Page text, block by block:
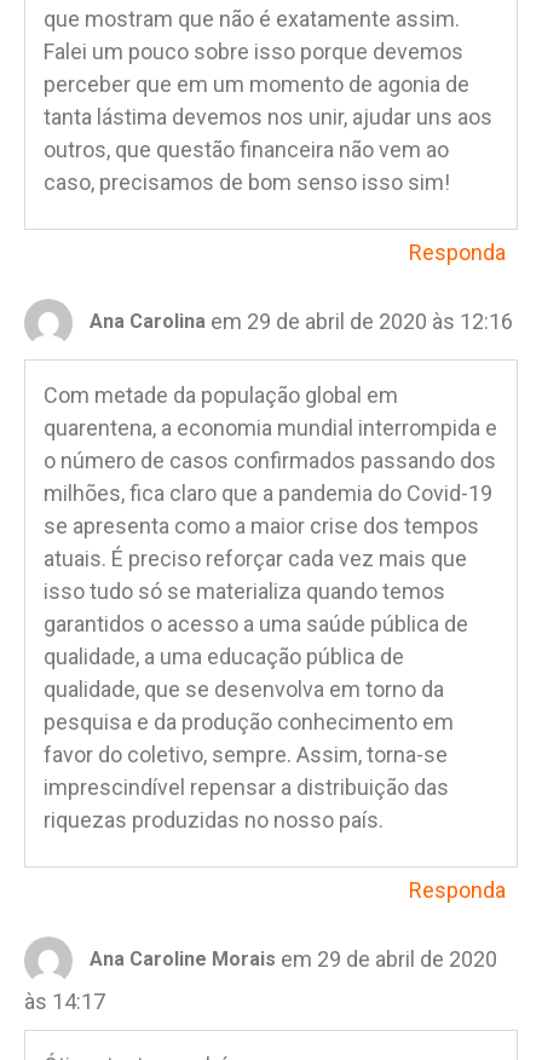
que mostram que não é exatamente assim.
Falei um pouco sobre isso porque devemos
perceber que em um momento de agonia de
tanta lástima devemos nos unir, ajudar uns aos
outros, que questão financeira não vem ao
caso, precisamos de bom senso isso sim!
Responda
Ana Carolina em 29 de abril de 2020 às 12:16
Com metade da população global em
quarentena, a economia mundial interrompida e
o número de casos confirmados passando dos
milhões, fica claro que a pandemia do Covid-19
se apresenta como a maior crise dos tempos
atuais. É preciso reforçar cada vez mais que
isso tudo só se materializa quando temos
garantidos o acesso a uma saúde pública de
qualidade, a uma educação pública de
qualidade, que se desenvolva em torno da
pesquisa e da produção conhecimento em
favor do coletivo, sempre. Assim, torna-se
imprescindível repensar a distribuição das
riquezas produzidas no nosso país.
Responda
Ana Caroline Morais em 29 de abril de 2020
às 14:17